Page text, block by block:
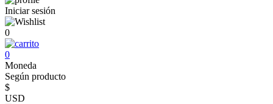
Iniciar sesión
0
0
Moneda
Según producto
$
USD